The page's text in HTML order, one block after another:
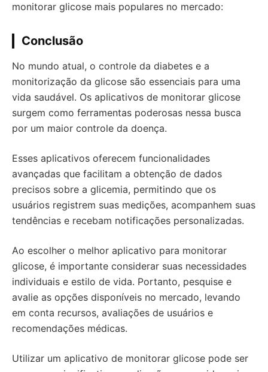
monitorar glicose mais populares no mercado:
Conclusão
No mundo atual, o controle da diabetes e a
monitorização da glicose são essenciais para uma
vida saudável. Os aplicativos de monitorar glicose
surgem como ferramentas poderosas nessa busca
por um maior controle da doença.
Esses aplicativos oferecem funcionalidades
avançadas que facilitam a obtenção de dados
precisos sobre a glicemia, permitindo que os
usuários registrem suas medições, acompanhem suas
tendências e recebam notificações personalizadas.
Ao escolher o melhor aplicativo para monitorar
glicose, é importante considerar suas necessidades
individuais e estilo de vida. Portanto, pesquise e
avalie as opções disponíveis no mercado, levando
em conta recursos, avaliações de usuários e
recomendações médicas.
Utilizar um aplicativo de monitorar glicose pode ser